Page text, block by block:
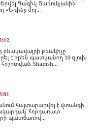
Գագիկ Ծառուկյանին
մոլ...
բնակավայրի բնակիչը
է իրեն պատկանող 10 գլուխ
Shamsh...
հայտարարվել է վտանգի
հորդառատ
պատճառով...